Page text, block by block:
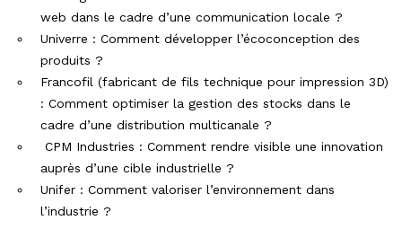
web dans le cadre d’une communication locale ?
Univerre : Comment développer l’écoconception des
produits ?
Francofil (fabricant de fils technique pour impression 3D)
: Comment optimiser la gestion des stocks dans le
cadre d’une distribution multicanale ?
CPM Industries : Comment rendre visible une innovation
auprès d’une cible industrielle ?
Unifer : Comment valoriser l’environnement dans
l’industrie ?